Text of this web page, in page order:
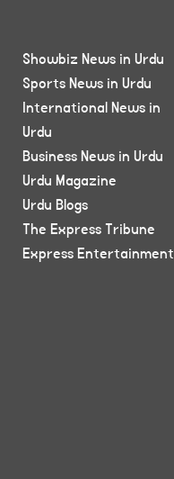
Showbiz News in Urdu
Sports News in Urdu
International News in
Urdu
Business News in Urdu
Urdu Magazine
Urdu Blogs
The Express Tribune
Express Entertainment